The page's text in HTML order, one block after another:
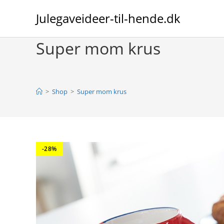
Julegaveideer-til-hende.dk
Super mom krus
> Shop > Super mom krus
-28%